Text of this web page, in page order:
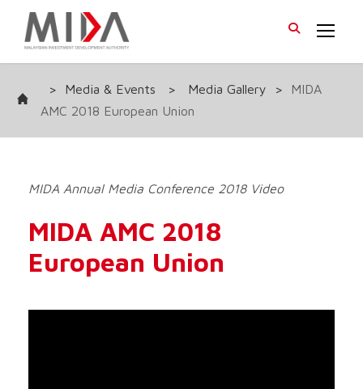
> Media & Events > Media Gallery >
MIDA
AMC 2018 European Union
MIDA Annual Media Conference 2018 Video
MIDA AMC 2018
European Union